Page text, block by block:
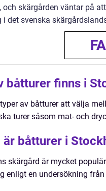
skärgården väntar på
det svenska
båtturer finns i
av båtturer att välja
turer såsom mat- och
är båtturer i
skärgård är mycket
enligt en undersökning från